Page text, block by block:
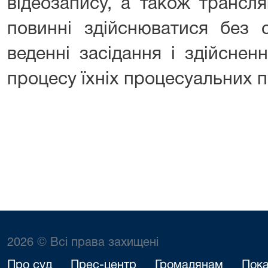
відеозапису, а також
повинні здійснюватися
веденні засідання і
процесу їхніх процесуальних
2026 © Всі права захищені
Про суд Прес-центр Громадянам